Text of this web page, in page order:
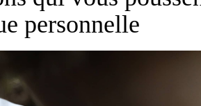
personnelle